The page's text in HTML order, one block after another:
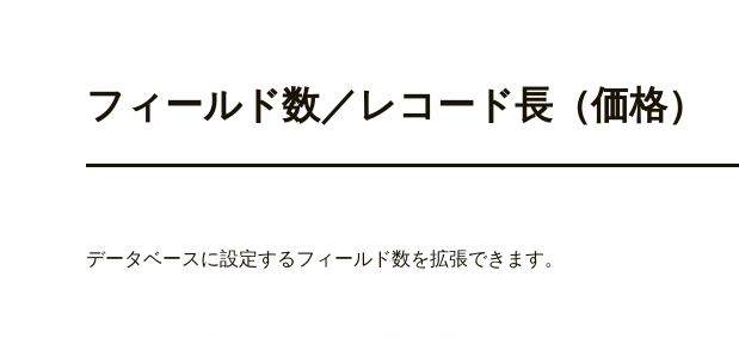
フィールド数／レコード長（価格）
データベースに設定するフィールド数を拡張できます。